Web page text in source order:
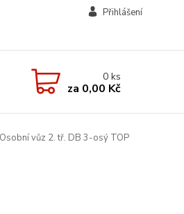
Přihlášení
0ks
za 0,00 Kč
vůz 2. tř. DB 3-osý TOP